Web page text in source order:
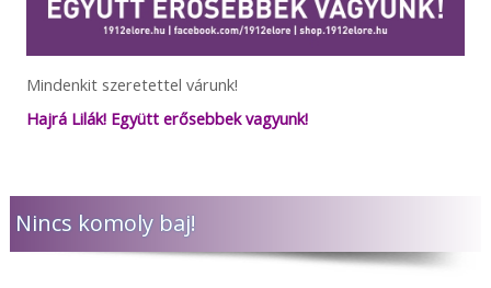
Mindenkit szeretettel várunk!
Hajrá Lilák! Együtt erősebbek vagyunk!
Nincs komoly baj!